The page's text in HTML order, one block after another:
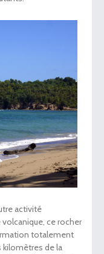
activité
ce rocher
totalement
kilomètres de la